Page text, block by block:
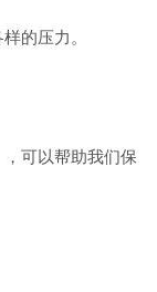
的压力。
可以帮助我们保